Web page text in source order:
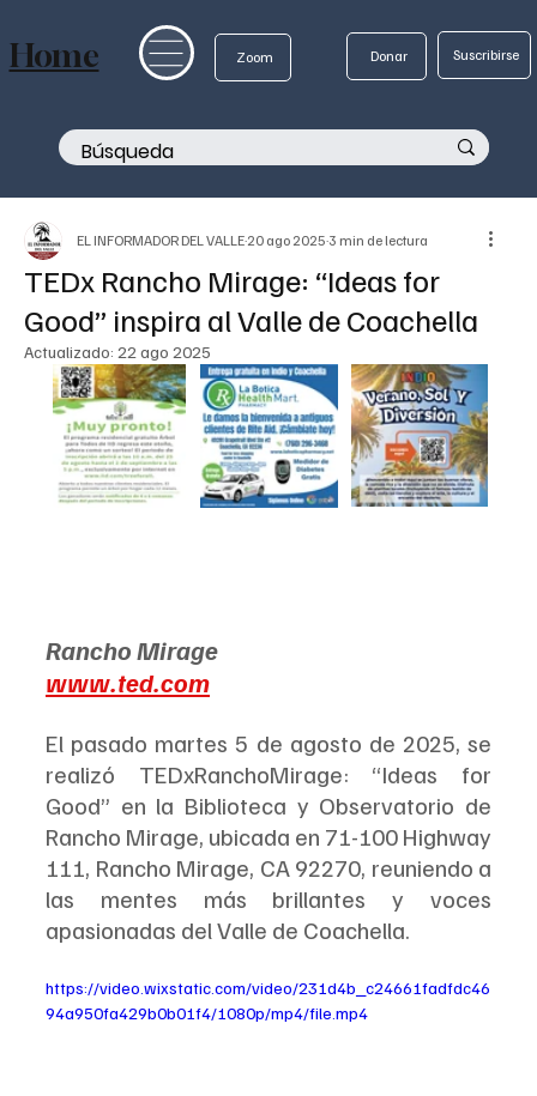
Zoom Donar Suscribirse
Home
TEDx Rancho Mirage: “Ideas for
Good” inspira al Valle de Coachella
EL INFORMADOR DEL VALLE 20 ago 2025 3 min de lectura
Actualizado: 22 ago 2025
Rancho Mirage
www.ted.com
El pasado martes 5 de agosto de 2025, se
realizó TEDxRanchoMirage: “Ideas for
Good” en la Biblioteca y Observatorio de
Rancho Mirage, ubicada en 71-100 Highway
111, Rancho Mirage, CA 92270, reuniendo a
las mentes más brillantes y voces
apasionadas del Valle de Coachella.
https://video.wixstatic.com/video/231d4b_c24661fadfdc46
94a950fa429b0b01f4/1080p/mp4/file.mp4